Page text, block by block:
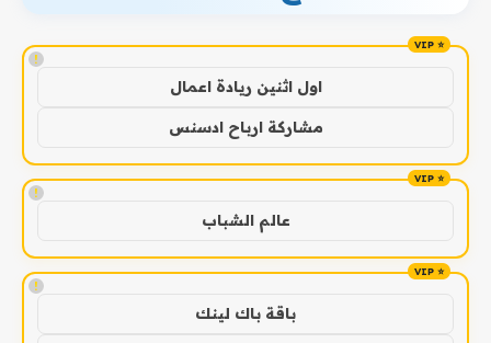
!
اول اثنين ريادة اعمال
مشاركة ارباح ادسنس
!
عالم الشباب
!
باقة باك لينك